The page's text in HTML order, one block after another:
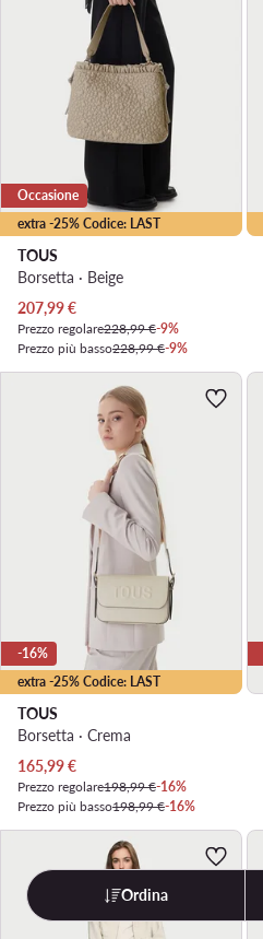
extra -25% Codice: LAST
Occasione
TOUS
Borsetta · Beige
Prezzo attuale
207,99€
Prezzo regolare228,99 €-9%
Prezzo più basso228,99 €-9%
extra -25% Codice: LAST
-16%
TOUS
Borsetta · Crema
Prezzo attuale
165,99€
Prezzo regolare198,99 €-16%
Prezzo più basso198,99 €-16%
Ordina